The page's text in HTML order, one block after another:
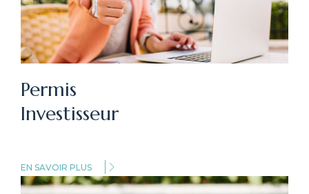
Permis
Investisseur
EN SAVOIR PLUS